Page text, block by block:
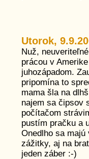
Utorok,
Nuž,
prácou v
juhozápadom.
pripomína to
mama šla na
najem sa čipsov
počítačom
pustím pračku a
Onedlho sa
zážitky, aj na
jeden záber :-)